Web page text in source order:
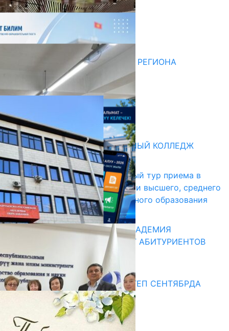
Последние новости
НЕДЕЛЯ В ОБЗОРЕ
07.08.2026
ДЛЯ МЕТОДИСТОВ ЮЖНОГО РЕГИОНА
НАЧАЛОСЬ ОБУЧЕНИЕ
05.08.2026
31.07.2026
Абитуриент
БИШКЕКСКИЙ УНИВЕРСАЛЬНЫЙ КОЛЛЕДЖ
17.07.2026
В Кыргызстане начался первый тур приема в
образовательные организации высшего, среднего
и начального профессионального образования
13.07.2026
КЫРГЫЗКО-РОССИЙСКАЯ АКАДЕМИЯ
ОБРАЗОВАНИЯ ПРИГЛАШАЕТ АБИТУРИЕНТОВ
10.07.2026
Медиа
СУЗАКТА 750 ОРУНДУУ МЕКТЕП СЕНТЯБРДА
ПАЙДАЛАНУУГА БЕРИЛЕТ
07.08.2025
Улуу Жеңиштин жандуу сөзү